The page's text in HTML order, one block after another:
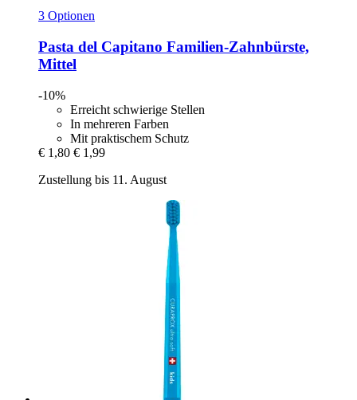
3 Optionen
Pasta del Capitano Familien-​Zahnbürste,
Mittel
-10%
Erreicht schwierige Stellen
In mehreren Farben
Mit praktischem Schutz
€ 1,80 € 1,99
Zustellung bis 11. August